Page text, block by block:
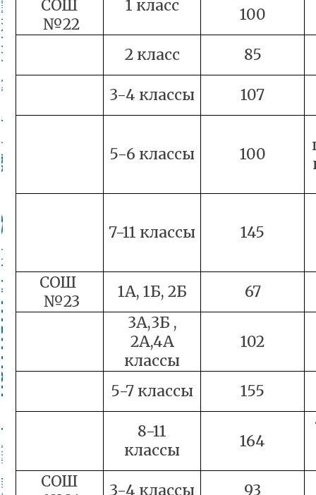
СОШ
№22
1 класс 100
2 класс 85
3-4 классы 107
5-6 классы 100
7-11 классы 145
СОШ
№23
1А, 1Б, 2Б
67
3А,3Б ,
2А,4А
классы
102
5-7 классы 155
8-11
классы
164
СОШ
3-4 классы 93